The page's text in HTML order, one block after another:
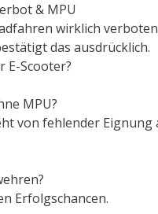
& MPU
wirklich
das ausdrücklich.
E-Scooter?
MPU?
von fehlender Eignung
Erfolgschancen.